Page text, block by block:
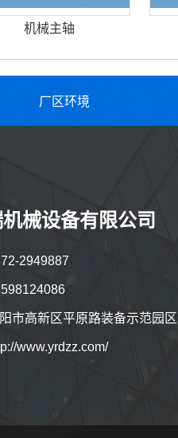
机械主轴
厂区环境
械设备有限公司
2949887
市高新区平原路装备示范园
www.yrdzz.com/